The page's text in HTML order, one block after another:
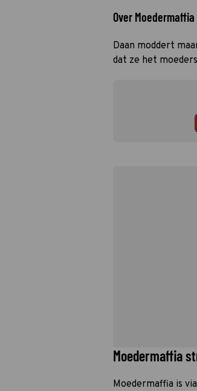
Over Moedermaffia
Daan moddert
dat ze het
Moedermaffia
Moedermaffia is